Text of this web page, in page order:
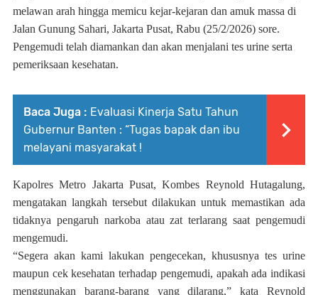
melawan arah hingga memicu kejar-kejaran dan amuk massa di
Jalan Gunung Sahari, Jakarta Pusat, Rabu (25/2/2026) sore.
Pengemudi telah diamankan dan akan menjalani tes urine serta
pemeriksaan kesehatan.
Baca Juga : Evaluasi Kinerja Satu Tahun
Gubernur Banten : “Tugas bapak dan ibu
melayani masyarakat !
Kapolres Metro Jakarta Pusat, Kombes Reynold Hutagalung,
mengatakan langkah tersebut dilakukan untuk memastikan ada
tidaknya pengaruh narkoba atau zat terlarang saat pengemudi
mengemudi.
“Segera akan kami lakukan pengecekan, khususnya tes urine
maupun cek kesehatan terhadap pengemudi, apakah ada indikasi
menggunakan barang-barang yang dilarang,” kata Reynold